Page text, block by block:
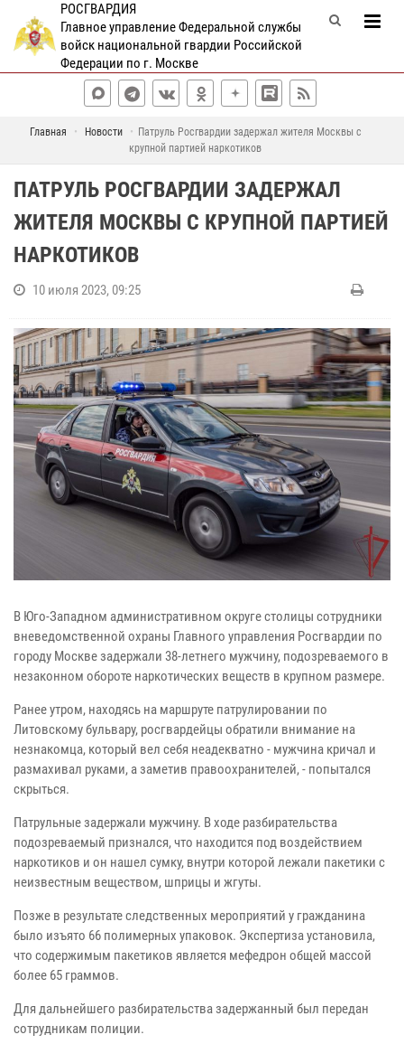
РОСГВАРДИЯ
Главное управление Федеральной службы
войск национальной гвардии Российской
Федерации по г. Москве
Главная Новости
Патруль Росгвардии задержал жителя Москвы с
крупной партией наркотиков
ПАТРУЛЬ РОСГВАРДИИ ЗАДЕРЖАЛ
ЖИТЕЛЯ МОСКВЫ С КРУПНОЙ ПАРТИЕЙ
НАРКОТИКОВ
10 июля 2023, 09:25
В Юго-Западном административном округе столицы сотрудники
вневедомственной охраны Главного управления Росгвардии по
городу Москве задержали 38-летнего мужчину, подозреваемого в
незаконном обороте наркотических веществ в крупном размере.
Ранее утром, находясь на маршруте патрулировании по
Литовскому бульвару, росгвардейцы обратили внимание на
незнакомца, который вел себя неадекватно - мужчина кричал и
размахивал руками, а заметив правоохранителей, - попытался
скрыться.
Патрульные задержали мужчину. В ходе разбирательства
подозреваемый признался, что находится под воздействием
наркотиков и он нашел сумку, внутри которой лежали пакетики с
неизвестным веществом, шприцы и жгуты.
Позже в результате следственных мероприятий у гражданина
было изъято 66 полимерных упаковок. Экспертиза установила,
что содержимым пакетиков является мефедрон общей массой
более 65 граммов.
Для дальнейшего разбирательства задержанный был передан
сотрудникам полиции.